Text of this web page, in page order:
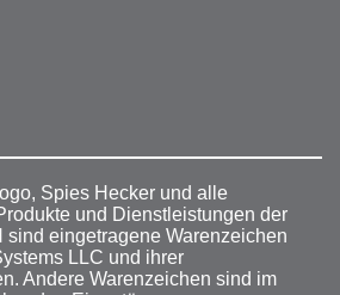
Spies Hecker und alle
und Dienstleistungen der
sind eingetragene Warenzeichen
LLC und ihrer
Andere Warenzeichen sind im